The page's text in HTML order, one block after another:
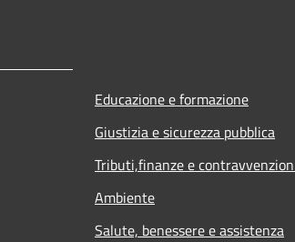
Educazione e formazione
Giustizia e sicurezza pubblica
Tributi,finanze e
Ambiente
Salute, benessere e assistenza